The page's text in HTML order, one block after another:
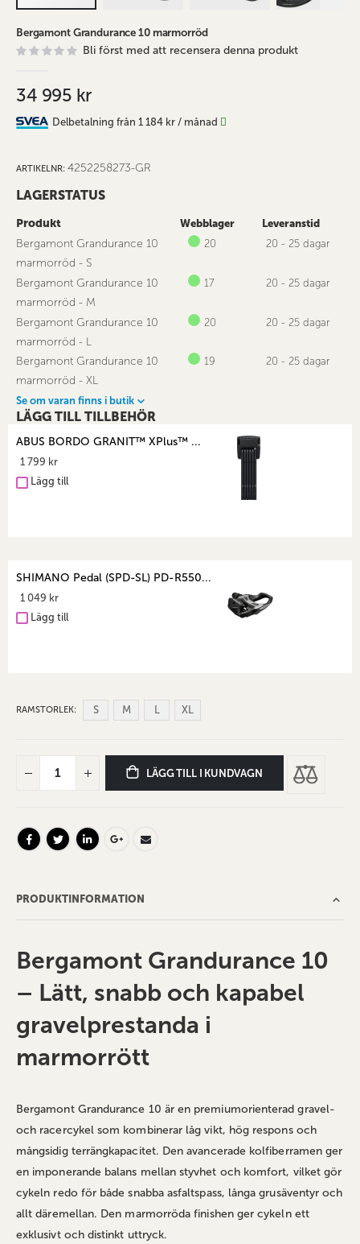
till
början
Bergamont Grandurance 10 marmorröd
Bli först med att recensera denna produkt
34 995 kr
Delbetalning från 1 184 kr / månad
ARTIKELNR 4252258273-GR
LAGERSTATUS
Produkt Webblager Leveranstid
Bergamont Grandurance 10
marmorröd - S
20 20 - 25 dagar
Bergamont Grandurance 10
marmorröd - M
17 20 - 25 dagar
Bergamont Grandurance 10
marmorröd - L
20 20 - 25 dagar
Bergamont Grandurance 10
marmorröd - XL
19 20 - 25 dagar
Se om varan finns i butik
LÄGG TILL TILLBEHÖR
ABUS BORDO GRANIT™ XPlus™ ...
1 799 kr
Lägg till
SHIMANO Pedal (SPD-SL) PD-R550...
1 049 kr
Lägg till
RAMSTORLEK S M L XL
LÄGG TILL I KUNDVAGN
PRODUKTINFORMATION
Bergamont Grandurance 10
– Lätt, snabb och kapabel
gravelprestanda i
marmorrött
Bergamont Grandurance 10 är en premiumorienterad gravel-
och racercykel som kombinerar låg vikt, hög respons och
mångsidig terrängkapacitet. Den avancerade kolfiberramen ger
en imponerande balans mellan styvhet och komfort, vilket gör
cykeln redo för både snabba asfaltspass, långa grusäventyr och
allt däremellan. Den marmorröda finishen ger cykeln ett
exklusivt och distinkt uttryck.